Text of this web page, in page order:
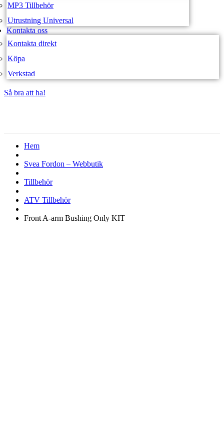
MP3 Tillbehör
Utrustning Universal
Kontakta oss
Kontakta direkt
Köpa
Verkstad
Så bra att ha!
Hem
Svea Fordon – Webbutik
Tillbehör
ATV Tillbehör
Front A-arm Bushing Only KIT